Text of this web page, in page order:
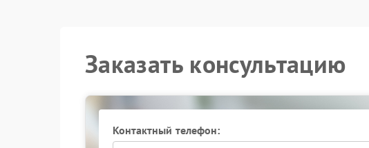
Заказать консультацию
Контактный телефон: